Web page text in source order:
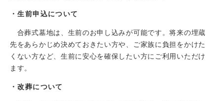
・生前申込について
合葬式墓地は、生前のお申し込みが可能です。将来の埋蔵
先をあらかじめ決めておきたい方や、ご家族に負担をかけた
くない方など、生前に安心を確保したい方にご利用いただけ
ます。
・改葬について